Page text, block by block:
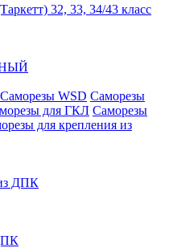
32, 33, 34/43 класс
Саморезы WSD Саморезы
для ГКЛ Саморезы
для крепления из
ДПК